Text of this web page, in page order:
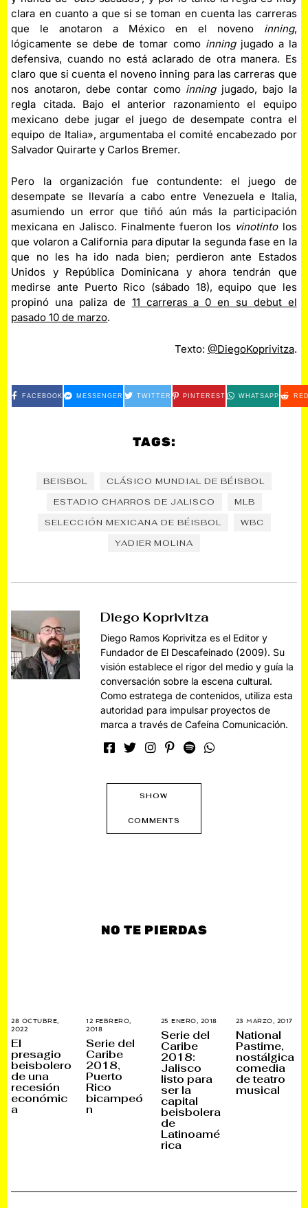
clara en cuanto a que si se toman en cuenta las carreras
que le anotaron a México en el noveno inning,
lógicamente se debe de tomar como inningjugado a la
defensiva, cuando no está aclarado de otra manera. Es
claro que si cuenta el noveno inning para las carreras que
nos anotaron, debe contar como inningjugado, bajo la
regla citada. Bajo el anterior razonamiento el equipo
mexicano debe jugar el juego de desempate contra el
equipo de Italia», argumentaba el comité encabezado por
Salvador Quirarte y Carlos Bremer.
Pero la organización fue contundente: el juego de
desempate se llevaría a cabo entre Venezuela e Italia,
asumiendo un error que tiñó aún más la participación
mexicana en Jalisco. Finalmente fueron los vinotintolos
que volaron a California para diputar la segunda fase en la
que no les ha ido nada bien; perdieron ante Estados
Unidos y República Dominicana y ahora tendrán que
medirse ante Puerto Rico (sábado 18), equipo que les
propinó una paliza de 11 carreras a 0 en su debut el
pasado 10 de marzo.
Texto: @DiegoKoprivitza.
FACEBOOK MESSENGER TWITTER PINTEREST WHATSAPP
TAGS:
BEISBOL
CLÁSICO MUNDIAL DE BÉISBOL
ESTADIO CHARROS DE JALISCO
MLB
SELECCIÓN MEXICANA DE BÉISBOL
WBC
YADIER MOLINA
Diego Koprivitza
Diego Ramos Koprivitza es el Editor y
Fundador de El Descafeinado (2009). Su
visión establece el rigor del medio y guía la
conversación sobre la escena cultural.
Como estratega de contenidos, utiliza esta
autoridad para impulsar proyectos de
marca a través de Cafeína Comunicación.
SHOW
COMMENTS
NO TE PIERDAS
28 OCTUBRE,
2022
O
I
E
M
R
El
presagio
beisbolero
de una
recesión
económic
a
12 FEBRERO,
2018
O
C
T
U
B
R
,
Serie del
Caribe
2018,
Puerto
Rico
bicampeó
n
25 ENERO, 2018
1
Serie del
Caribe
2018:
Jalisco
listo para
ser la
capital
beisbolera
de
Latinoamé
rica
23 MARZO, 2017
R
I
National
Pastime,
nostálgica
comedia
de teatro
musical